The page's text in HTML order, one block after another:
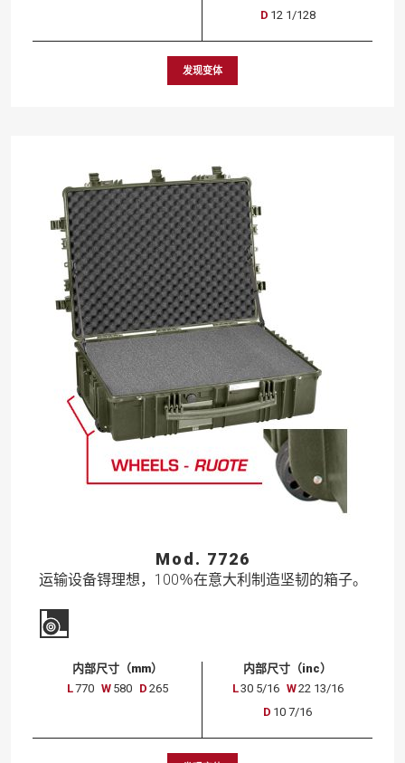
D 12 1/128
发现变体
Mod. 7726
运输设备锝理想，100％在意大利制造坚韧的箱子。
内部尺寸（mm）
L770 W 580 D 265
内部尺寸（inc）
L30 5/16 W22 13/16
D 10 7/16